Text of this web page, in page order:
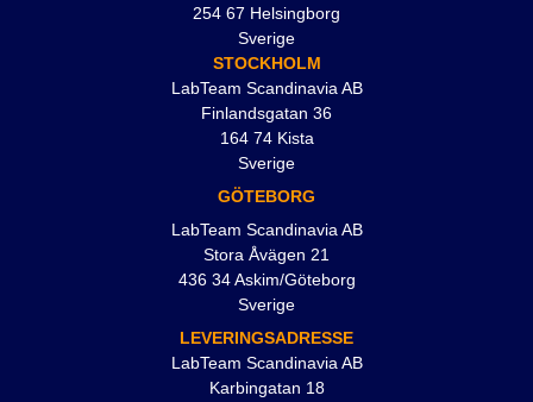
254 67 Helsingborg
Sverige
STOCKHOLM
LabTeam Scandinavia AB
Finlandsgatan 36
164 74 Kista
Sverige
GÖTEBORG
LabTeam Scandinavia AB
Stora Åvägen 21
436 34 Askim/Göteborg
Sverige
LEVERINGSADRESSE
LabTeam Scandinavia AB
Karbingatan 18